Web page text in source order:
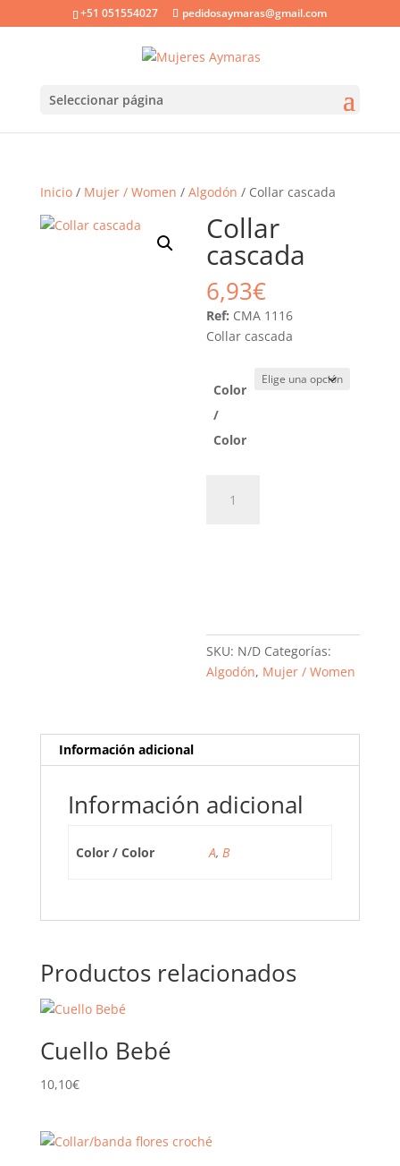
+51 051554027 pedidosaymaras@gmail.com
Seleccionar página
Inicio/ Mujer / Women / Algodón / Collar cascada
Collar
cascada
6,93€
Ref: CMA 1116
Collar cascada
Color
/
Color
cascada
SKU: N/D Categorías:
Algodón, Mujer / Women
Información adicional
Información adicional
Color / Color A, B
Productos relacionados
Cuello Bebé
10,10€